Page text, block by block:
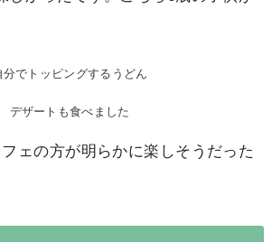
分でトッピングするうどん
デザートも食べました
ェの方が明らかに楽しそうだった